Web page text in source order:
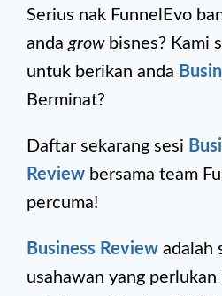
Serius nak FunnelEvo
andagrow bisnes? Kami
untuk berikan anda
Berminat?
Daftar sekarang sesi
Review bersama team
percuma!
Business Review adalah
usahawan yang